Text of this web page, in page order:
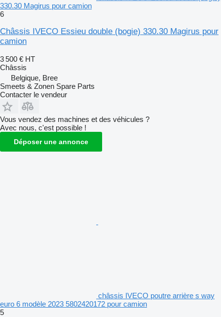
330.30 Magirus pour camion
6
Châssis IVECO Essieu double (bogie) 330.30 Magirus pour
camion
3 500 € HT
Châssis
Belgique, Bree
Smeets & Zonen Spare Parts
Contacter le vendeur
Vous vendez des machines et des véhicules ?
Avec nous, c'est possible !
Déposer une annonce
châssis IVECO poutre arrière s way
euro 6 modèle 2023 5802420172 pour camion
5